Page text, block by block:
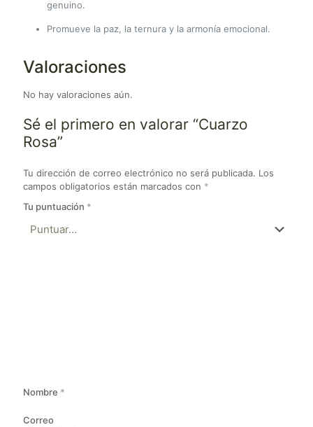
genuino.
Promueve la paz, la ternura y la armonía emocional.
Valoraciones
No hay valoraciones aún.
Sé el primero en valorar “Cuarzo
Rosa”
Tu dirección de correo electrónico no será publicada. Los
campos obligatorios están marcados con *
Tu puntuación *
Nombre *
Correo